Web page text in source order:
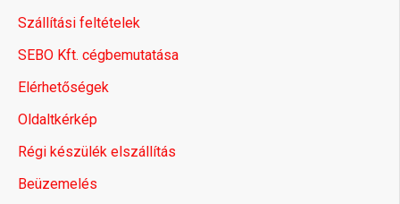
Szállítási feltételek
SEBO Kft. cégbemutatása
Elérhetőségek
Oldaltkérkép
Régi készülék elszállítás
Beüzemelés